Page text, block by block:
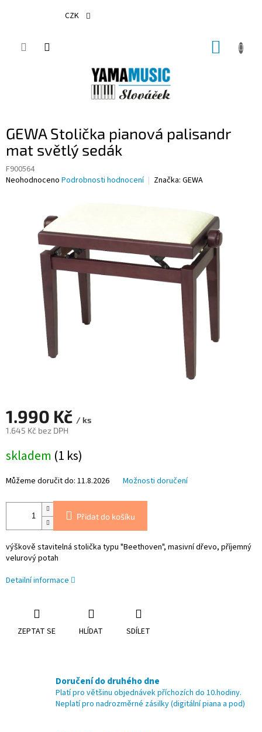
CZK
GEWA Stolička pianová palisandr
mat světlý sedák
F900564
Průměrné
hvězdiček.
Neohodnoceno Podrobnosti hodnocení Značka: GEWA
1.990 Kč / ks
1.645 Kč bez DPH
cena:
skladem (1 ks)
Můžeme doručit do: 11.8.2026 Možnosti doručení
Přidat do košíku
výškově stavitelná stolička typu "Beethoven", masivní dřevo, příjemný
velurový potah
Detailní informace
ZEPTAT SE HLÍDAT SDÍLET
Doručení do druhého dne
Platí pro většinu objednávek příchozích do 10.hodiny.
Neplatí pro nadrozměrné zásilky (digitální piana a pod)